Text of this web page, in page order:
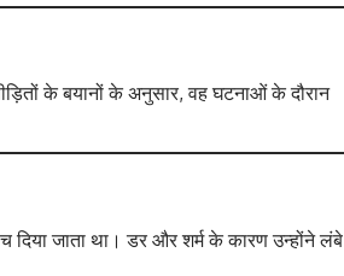
के बयानों के अनुसार, वह घटनाओं के दौरान
दिया जाता था। डर और शर्म के कारण उन्होंने लंबे